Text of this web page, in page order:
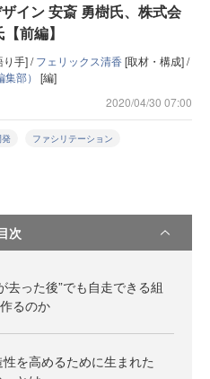
イン 安斎 勇樹氏、株式会
前編】
り手] /フェリックス清香[取材・構成] /
部） [編]
2020/04/30 07:00
ファシリテーション
次
去った後”でも自走できる組
るのか
を高めるために生まれた